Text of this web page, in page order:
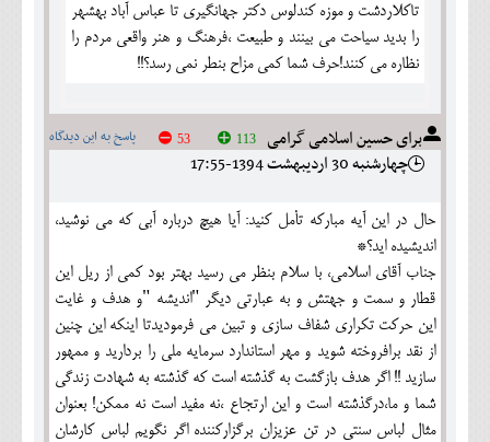
تاکلاردشت و موزه کندلوس دکتر جهانگیری تا عباس آباد بهشهر
را بدید سیاحت می بینند و طبیعت ،فرهنگ و هنر واقعی مردم را
نظاره می کنند!حرف شما کمی مزاح بنطر نمی رسد؟!!
برای حسین اسلامی گرامی پاسخ به این دیدگاه 113
53
چهارشنبه 30 ارديبهشت 1394-17:55
حال در این آیه مبارکه تأمل کنید: آیا هیچ درباره آبی که می نوشید،
اندیشیده اید؟*
جناب آقای اسلامی، با سلام بنظر می رسید بهتر بود کمی از ریل این
قطار و سمت و جهتش و به عبارتی دیگر "اندیشه "و هدف و غایت
این حرکت تکراری شفاف سازی و تبین می فرمودیدتا اینکه این چنین
از نقد برافروخته شوید و مهر استاندارد سرمایه ملی را بردارید و ممهور
سازید !! اگر هدف بازگشت به گذشته است که گذشته به شهادت زندگی
شما و ما،درگذشته است و این ارتجاع ،نه مفید است نه ممکن! بعنوان
مثال لباس سنتی در تن عزیزان برگزارکننده اگر نگویم لباس کارشان